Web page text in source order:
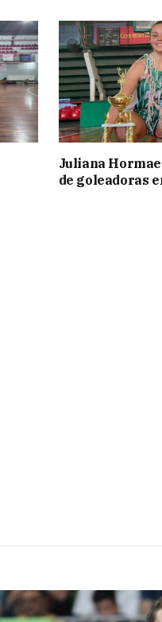
Juliana
de goleadoras